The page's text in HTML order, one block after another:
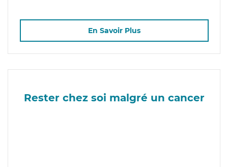
En Savoir Plus
Rester chez soi malgré un cancer